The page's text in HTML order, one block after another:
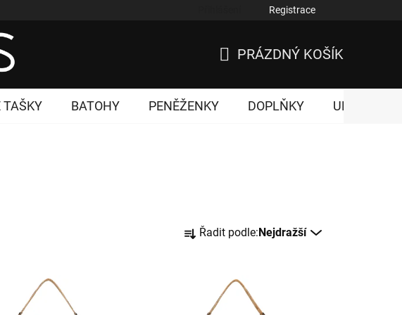
Registrace
KOŠÍK
PRÁZDNÝ KOŠÍK
TAŠKY BATOHY PENĚŽENKY DOPLŇKY UNISEX
a Řadit podle:Nejdražší